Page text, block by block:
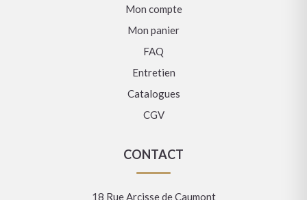
Mon compte
Mon panier
FAQ
Entretien
Catalogues
CGV
CONTACT
18 Rue Arcisse de Caumont